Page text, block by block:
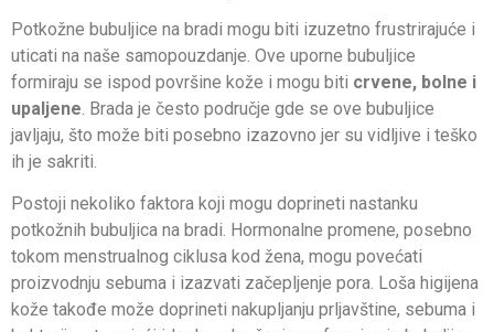
Potkožne bubuljice na bradi mogu biti izuzetno frustrirajuće i
uticati na naše samopouzdanje. Ove uporne bubuljice
formiraju se ispod površine kože i mogu biti crvene, bolne i
upaljene . Brada je često područje gde se ove bubuljice
javljaju, što može biti posebno izazovno jer su vidljive i teško
ih je sakriti.
Postoji nekoliko faktora koji mogu doprineti nastanku
potkožnih bubuljica na bradi. Hormonalne promene, posebno
tokom menstrualnog ciklusa kod žena, mogu povećati
proizvodnju sebuma i izazvati začepljenje pora. Loša higijena
kože takođe može doprineti nakupljanju prljavštine, sebuma i